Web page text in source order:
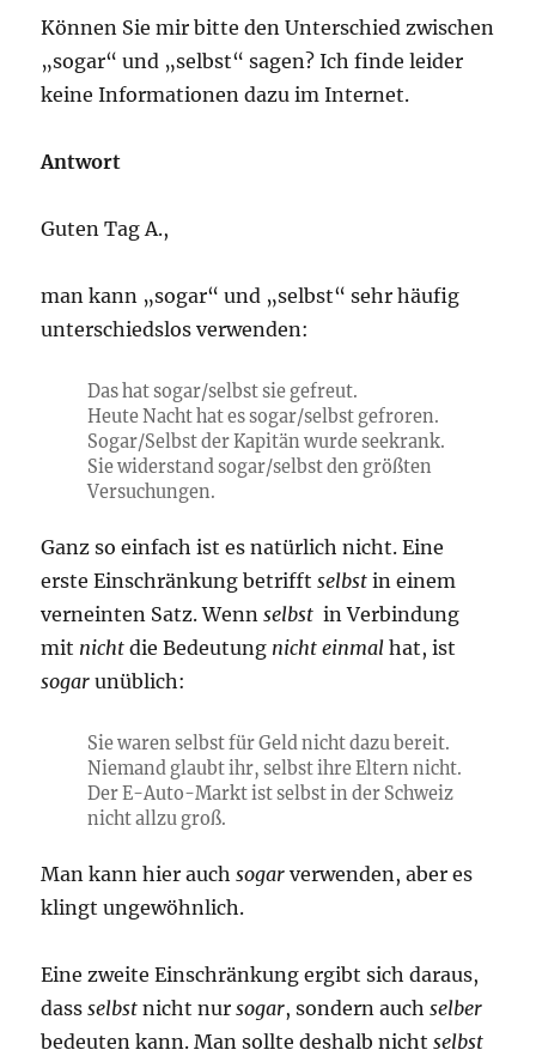
Können Sie mir bitte den Unterschied zwischen
„sogar“ und „selbst“ sagen? Ich finde leider
keine Informationen dazu im Internet.
Antwort
Guten Tag A.,
man kann „sogar“ und „selbst“ sehr häufig
unterschiedslos verwenden:
Das hat sogar/selbst sie gefreut.
Heute Nacht hat es sogar/selbst gefroren.
Sogar/Selbst der Kapitän wurde seekrank.
Sie widerstand sogar/selbst den größten
Versuchungen.
Ganz so einfach ist es natürlich nicht. Eine
erste Einschränkung betrifftselbst in einem
verneinten Satz. Wennselbst in Verbindung
mit nicht die Bedeutung nicht einmal hat, ist
sogar unüblich:
Sie waren selbst für Geld nicht dazu bereit.
Niemand glaubt ihr, selbst ihre Eltern nicht.
Der E-Auto-Markt ist selbst in der Schweiz
nicht allzu groß.
Man kann hier auchsogar verwenden, aber es
klingt ungewöhnlich.
Eine zweite Einschränkung ergibt sich daraus,
dassselbst nicht nursogar, sondern auchselber
bedeuten kann. Man sollte deshalb nichtselbst